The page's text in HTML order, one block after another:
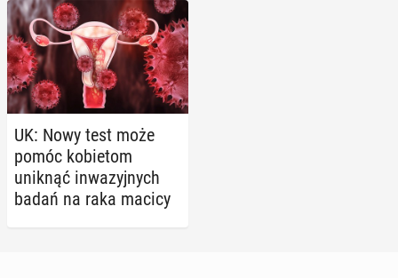
UK: Nowy test może
pomóc ko­bie­tom
uniknąć in­wa­zyj­nych
badań na raka macicy